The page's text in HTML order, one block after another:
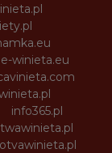
e-winieta.eu
info365.pl